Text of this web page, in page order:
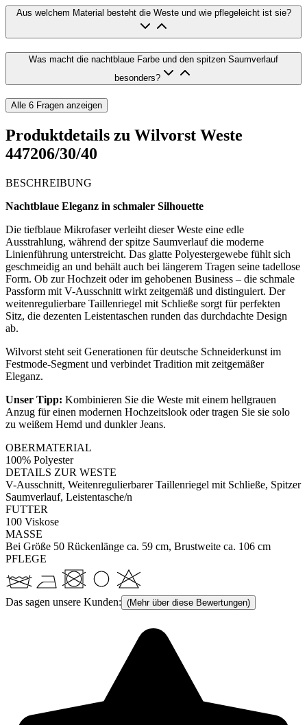
Aus welchem Material besteht die Weste und wie pflegeleicht ist sie?
Was macht die nachtblaue Farbe und den spitzen Saumverlauf
besonders?
Alle 6 Fragen anzeigen
Produktdetails zu Wilvorst Weste
447206/30/40
BESCHREIBUNG
Nachtblaue Eleganz in schmaler Silhouette
Die tiefblaue Mikrofaser verleiht dieser Weste eine edle
Ausstrahlung, während der spitze Saumverlauf die moderne
Linienführung unterstreicht. Das glatte Polyestergewebe fühlt sich
geschmeidig an und behält auch bei längerem Tragen seine tadellose
Form. Ob zur Hochzeit oder im gehobenen Business – die schmale
Passform mit V-Ausschnitt wirkt zeitgemäß und distinguiert. Der
weitenregulierbare Taillenriegel mit Schließe sorgt für perfekten
Sitz, die dezenten Leistentaschen runden das durchdachte Design
ab.
Wilvorst steht seit Generationen für deutsche Schneiderkunst im
Festmode-Segment und verbindet Tradition mit zeitgemäßer
Eleganz.
Unser Tipp: Kombinieren Sie die Weste mit einem hellgrauen
Anzug für einen modernen Hochzeitslook oder tragen Sie sie solo
zu weißem Hemd und dunkler Jeans.
OBERMATERIAL
100% Polyester
DETAILS ZUR WESTE
V-Ausschnitt, Weitenregulierbarer Taillenriegel mit Schließe, Spitzer
Saumverlauf, Leistentasche/n
FUTTER
100 Viskose
MASSE
Bei Größe 50 Rückenlänge ca. 59 cm, Brustweite ca. 106 cm
PFLEGE
Das sagen unsere Kunden: (Mehr über diese Bewertungen)